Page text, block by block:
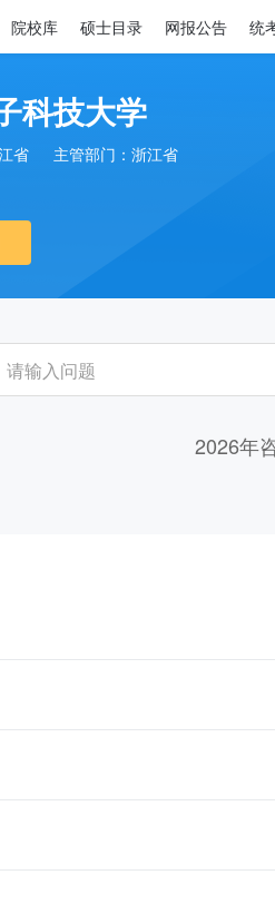
院校库 硕士目录 网报公告 统
科技大学
省
主管部门：浙江省
2026年